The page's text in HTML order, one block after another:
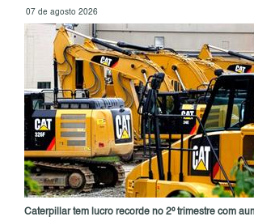
07 de agosto 2026
Caterpillar tem lucro recorde no 2º trimestre com